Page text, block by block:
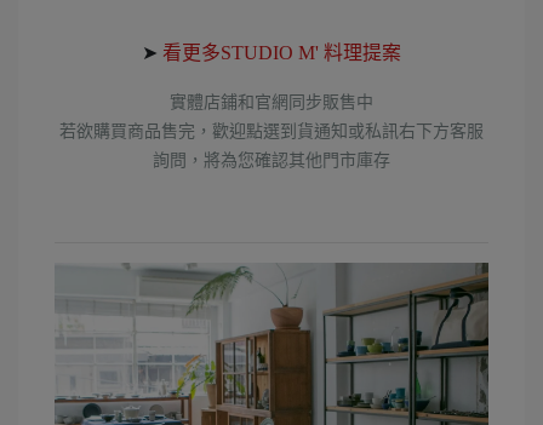
➤ 看更多STUDIO M' 料理提案
實體店鋪和官網同步販售中
若欲購買商品售完，歡迎點選到貨通知或私訊右下方客服
詢問 ，將為您確認其他門市庫存